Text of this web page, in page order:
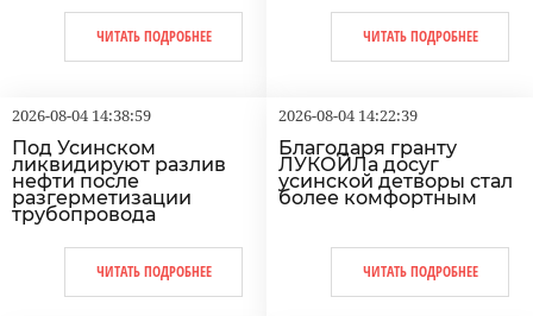
ЧИТАТЬ ПОДРОБНЕЕ ЧИТАТЬ ПОДРОБНЕЕ
2026-08-04 14:38:59
Под Усинском
ликвидируют разлив
нефти после
разгерметизации
трубопровода
ЧИТАТЬ ПОДРОБНЕЕ
2026-08-04 14:22:39
Благодаря гранту
ЛУКОЙЛа досуг
усинской детворы стал
более комфортным
ЧИТАТЬ ПОДРОБНЕЕ